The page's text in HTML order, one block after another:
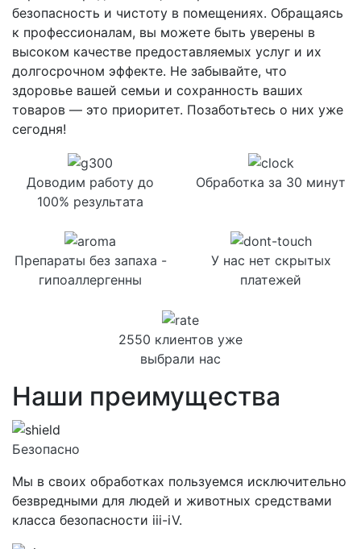
безопасность и чистоту в помещениях. Обращаясь
к профессионалам, вы можете быть уверены в
высоком качестве предоставляемых услуг и их
долгосрочном эффекте. Не забывайте, что
здоровье вашей семьи и сохранность ваших
товаров — это приоритет. Позаботьтесь о них уже
сегодня!
Доводим работу до
100% результата
Обработка за 30 минут
Препараты без запаха -
гипоаллергенны
У нас нет скрытых
платежей
2550 клиентов уже
выбрали нас
Наши преимущества
Безопасно
Мы в своих обработках пользуемся исключительно
безвредными для людей и животных средствами
класса безопасности iii-iV.